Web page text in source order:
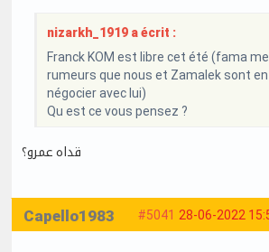
nizarkh_1919 a écrit :
Franck KOM est libre cet été (fama
rumeurs que nous et Zamalek sont
négocier avec lui)
Qu est ce vous pensez ?
قداه عمرو؟
#5041 28-06-2022
Capello1983